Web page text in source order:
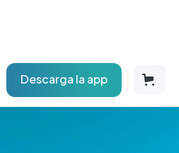
Descarga la app